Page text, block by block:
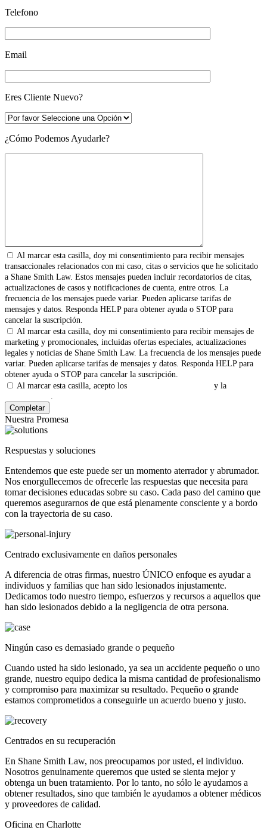
Telefono
Email
Eres Cliente Nuevo?
¿Cómo Podemos Ayudarle?
Al marcar esta casilla, doy mi consentimiento para recibir mensajes
transaccionales relacionados con mi caso, citas o servicios que he solicitado
a Shane Smith Law. Estos mensajes pueden incluir recordatorios de citas,
actualizaciones de casos y notificaciones de cuenta, entre otros. La
frecuencia de los mensajes puede variar. Pueden aplicarse tarifas de
mensajes y datos. Responda HELP para obtener ayuda o STOP para
cancelar la suscripción.
Al marcar esta casilla, doy mi consentimiento para recibir mensajes de
marketing y promocionales, incluidas ofertas especiales, actualizaciones
legales y noticias de Shane Smith Law. La frecuencia de los mensajes puede
variar. Pueden aplicarse tarifas de mensajes y datos. Responda HELP para
obtener ayuda o STOP para cancelar la suscripción.
Al marcar esta casilla, acepto los
y la
.
Nuestra Promesa
Respuestas y soluciones
Entendemos que este puede ser un momento aterrador y abrumador.
Nos enorgullecemos de ofrecerle las respuestas que necesita para
tomar decisiones educadas sobre su caso. Cada paso del camino que
queremos asegurarnos de que está plenamente consciente y a bordo
con la trayectoria de su caso.
Centrado exclusivamente en daños personales
A diferencia de otras firmas, nuestro ÚNICO enfoque es ayudar a
individuos y familias que han sido lesionados injustamente.
Dedicamos todo nuestro tiempo, esfuerzos y recursos a aquellos que
han sido lesionados debido a la negligencia de otra persona.
Ningún caso es demasiado grande o pequeño
Cuando usted ha sido lesionado, ya sea un accidente pequeño o uno
grande, nuestro equipo dedica la misma cantidad de profesionalismo
y compromiso para maximizar su resultado. Pequeño o grande
estamos comprometidos a conseguirle un acuerdo bueno y justo.
Centrados en su recuperación
En Shane Smith Law, nos preocupamos por usted, el individuo.
Nosotros genuinamente queremos que usted se sienta mejor y
obtenga un buen tratamiento. Por lo tanto, no sólo le ayudamos a
obtener resultados, sino que también le ayudamos a obtener médicos
y proveedores de calidad.
Oficina en Charlotte